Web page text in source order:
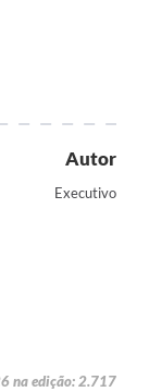
Autor
Executivo
na edição: 2.717